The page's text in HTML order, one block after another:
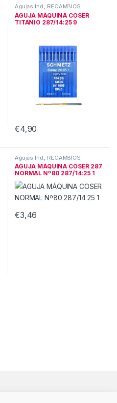
Agujas Ind., RECAMBIOS
INDUSTRIA
AGUJA MAQUINA COSER
TITANIO 287/14:25 9
€4,90
Este producto tiene múltiples
Agujas Ind. RECAMBIOS
INDUSTRIA
AGUJA MÁQUINA COSER 287
NORMAL Nº80 287/14:25 1
€3,46